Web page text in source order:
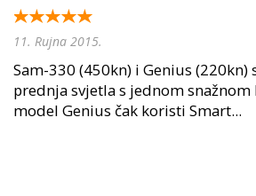
11. Rujna 2015.
Sam-330 (450kn) i Genius (220kn)
prednja svjetla s jednom
model Genius čak koristi Smart...